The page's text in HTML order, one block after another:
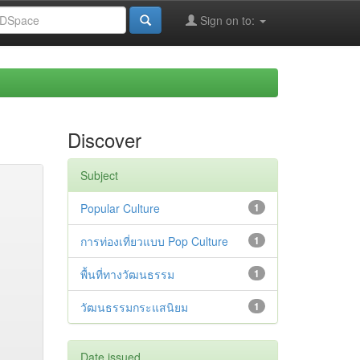
Sign on to:
Discover
Subject
1
Popular Culture
1
การท่องเที่ยวแบบ Pop Culture
1
พื้นที่ทางวัฒนธรรม
1
วัฒนธรรมกระแสนิยม
Date issued